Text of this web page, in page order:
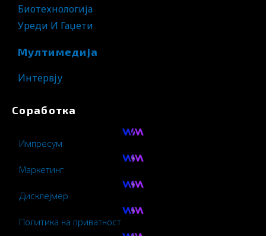
Биотехнологија
Уреди И Гаџети
Мултимедија
Интервју
Соработка
Импресум
Маркетинг
Дисклејмер
Политика на приватност